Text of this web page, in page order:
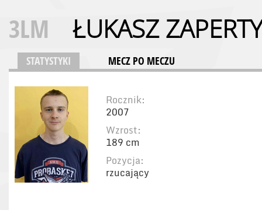
3LM ŁUKASZ ZAPERTY
STATYSTYKI MECZ PO MECZU
Rocznik:
2007
Wzrost:
189 cm
Pozycja:
rzucający